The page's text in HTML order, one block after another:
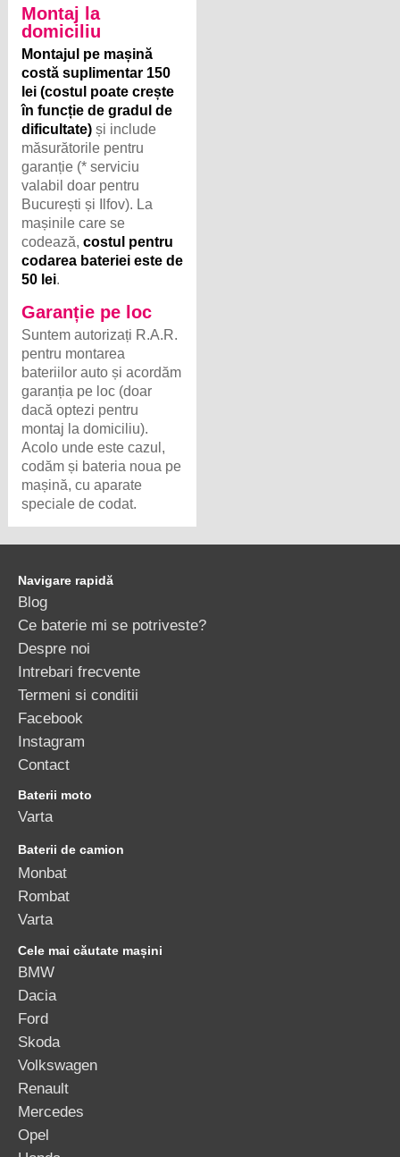
Montaj la
domiciliu
Montajul pe mașină
costă suplimentar 150
lei (costul poate crește
în funcție de gradul de
dificultate) și include
măsurătorile pentru
garanție (* serviciu
valabil doar pentru
București și Ilfov). La
mașinile care se
codează,costul pentru
codarea bateriei este de
50 lei.
Garanție pe loc
Suntem autorizați R.A.R.
pentru montarea
bateriilor auto și acordăm
garanția pe loc (doar
dacă optezi pentru
montaj la domiciliu).
Acolo unde este cazul,
codăm și bateria noua pe
mașină, cu aparate
speciale de codat.
Navigare rapidă
Blog
Ce baterie mi se potriveste?
Despre noi
Intrebari frecvente
Termeni si conditii
Facebook
Instagram
Contact
Baterii moto
Varta
Baterii de camion
Monbat
Rombat
Varta
Cele mai căutate mașini
BMW
Dacia
Ford
Skoda
Volkswagen
Renault
Mercedes
Opel